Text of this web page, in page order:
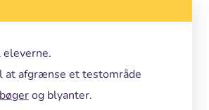
at afgrænse et testområde
og blyanter.